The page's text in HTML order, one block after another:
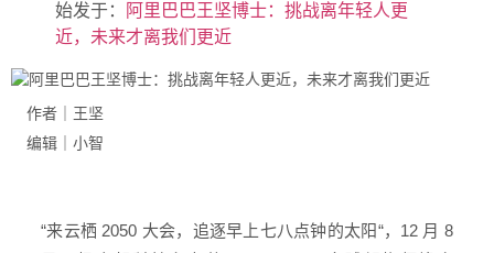
始发于：
阿里巴巴王坚博士：挑战离年轻人更
近，未来才离我们更近
作者｜王坚
编辑｜小智
“来云栖 2050 大会，追逐早上七八点钟的太阳“，12 月 8